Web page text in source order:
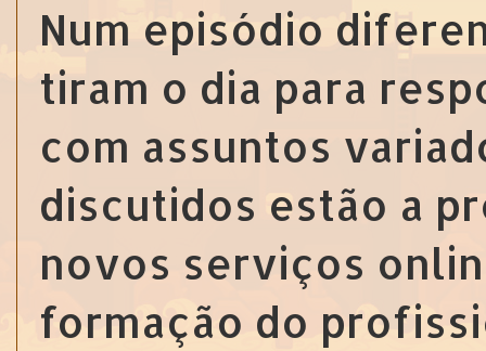
Num episódio
tiram o dia para
com assuntos
discutidos estão a
novos serviços
formação do